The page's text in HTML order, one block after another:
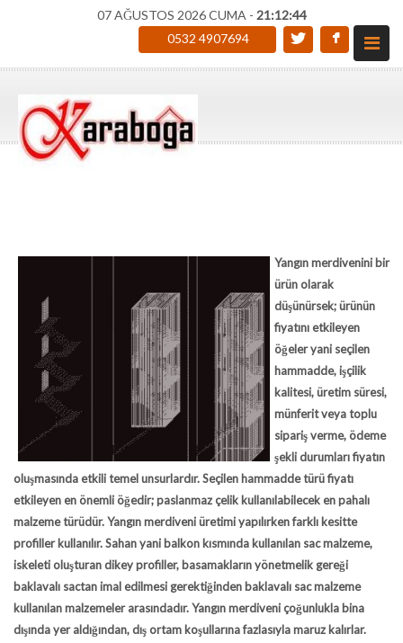
07 AĞUSTOS 2026 CUMA - 21:12:44
0532 4907694
Yangın merdivenini bir
ürün olarak
düşünürsek; ürünün
fiyatını etkileyen
öğeler yani seçilen
hammadde, işçilik
kalitesi, üretim süresi,
münferit veya toplu
sipariş verme, ödeme
şekli durumları fiyatın
oluşmasında etkili temel unsurlardır. Seçilen hammadde türü fiyatı
etkileyen en önemli öğedir; paslanmaz çelik kullanılabilecek en pahalı
malzeme türüdür. Yangın merdiveni üretimi yapılırken farklı kesitte
profiller kullanılır. Sahan yani balkon kısmında kullanılan sac malzeme,
iskeleti oluşturan dikey profiller, basamakların yönetmelik gereği
baklavalı sactan imal edilmesi gerektiğinden baklavalı sac malzeme
kullanılan malzemeler arasındadır. Yangın merdiveni çoğunlukla bina
dışında yer aldığından, dış ortam koşullarına fazlasıyla maruz kalırlar.